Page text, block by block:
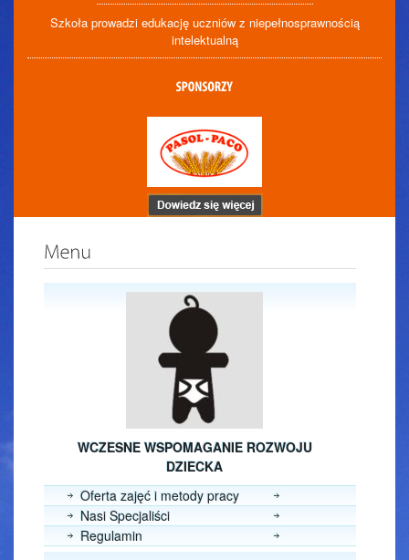
Szkoła prowadzi edukację uczniów z niepełnosprawnością
intelektualną
WCZESNE WSPOMAGANIE ROZWOJU
DZIECKA
Oferta zajęć i metody pracy
Nasi Specjaliści
Regulamin